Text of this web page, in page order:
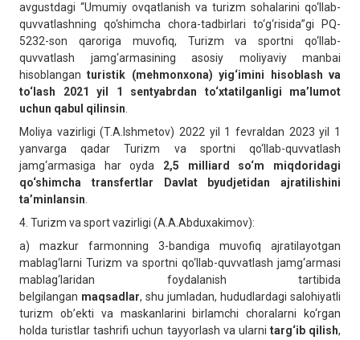
avgustdagi “Umumiy ovqatlanish va turizm sohalarini qo‘llab-
quvvatlashning qo‘shimcha chora-tadbirlari to‘g‘risida”gi PQ-
5232-son qaroriga muvofiq, Turizm va sportni qo‘llab-
quvvatlash jamg‘armasining asosiy moliyaviy manbai
hisoblanganturistik (mehmonxona) yig‘imini hisoblash va
to‘lash 2021 yil 1 sentyabrdan
to‘xtatilganligi ma’lumot
uchun qabul qilinsin
Moliya vazirligi (T.A.Ishmetov) 2022 yil 1 fevraldan 2023 yil 1
yanvarga qadar Turizm va sportni qo‘llab-quvvatlash
jamg‘armasiga har oyda 2,5 milliard so‘m miqdoridagi
qo‘shimcha transfertlar Davlat byudjetidan
ajratilishini
ta’minlansin
4. Turizm va sport vazirligi (A.A.Abduxakimov):
a)
mazkur farmonning 3-bandiga muvofiq ajratilayotgan
mablag‘larni Turizm va sportni qo‘llab-quvvatlash jamg‘armasi
mablag‘laridan foydalanish tartibida
belgilangan maqsadlar, shu jumladan, hududlardagi salohiyatli
turizm ob’ekti va maskanlarini birlamchi choralarni ko‘rgan
holda turistlar tashrifi uchun tayyorlash va ularni targ‘ib qilish,